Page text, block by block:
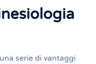
serie di vantaggi